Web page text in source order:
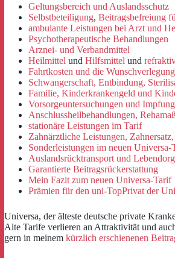
Geltungsbereich und Auslandsschutz
Selbstbeteiligung, Beitragsbefreiung
ambulante Leistungen bei Arzt und
Psychotherapeutische Behandlungen
Arznei- und Verbandmittel
Heilmittel und Hilfsmittel und
Fahrtkosten und die Wunschverlegung
Schwangerschaft, Entbindung,
Familie, Kinderkrankengeld und
Vorsorgeuntersuchungen und
Anschlussheilbehandlungen,
stationäre Leistungen im Tarif
Zahnärztliche Leistungen,
Sonderleistungen im neuen Universa-
Auslandsrücktransport und
Garantierte Beitragsrückerstattung
Mein Fazit zum neuen Universa-Tarif
Prämien für den uni-TopPrivat der
Universa, der älteste deutsche private
Alte Tarife verlieren an Attraktivität und
gern in meinem kürzlich erschienenen